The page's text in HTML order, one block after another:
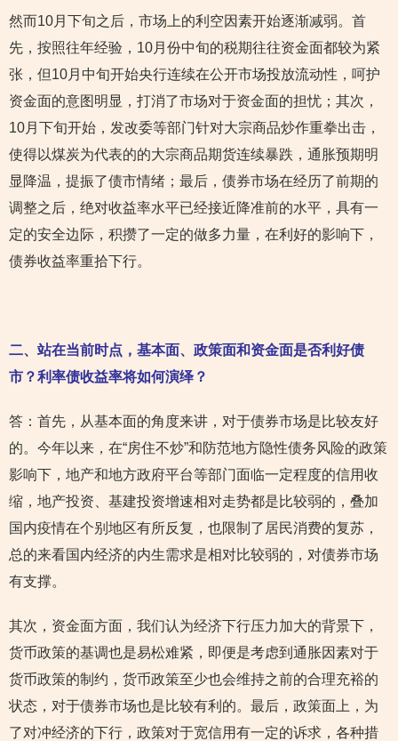
然而10月下旬之后，市场上的利空因素开始逐渐减弱。首
先，按照往年经验，10月份中旬的税期往往资金面都较为紧
张，但10月中旬开始央行连续在公开市场投放流动性，呵护
资金面的意图明显，打消了市场对于资金面的担忧；其次，
10月下旬开始，发改委等部门针对大宗商品炒作重拳出击，
使得以煤炭为代表的的大宗商品期货连续暴跌，通胀预期明
显降温，提振了债市情绪；最后，债券市场在经历了前期的
调整之后，绝对收益率水平已经接近降准前的水平，具有一
定的安全边际，积攒了一定的做多力量，在利好的影响下，
债券收益率重拾下行。
二、站在当前时点，基本面、政策面和资金面是否利好债
市？利率债收益率将如何演绎？
答：首先，从基本面的角度来讲，对于债券市场是比较友好
的。今年以来，在“房住不炒”和防范地方隐性债务风险的政策
影响下，地产和地方政府平台等部门面临一定程度的信用收
缩，地产投资、基建投资增速相对走势都是比较弱的，叠加
国内疫情在个别地区有所反复，也限制了居民消费的复苏，
总的来看国内经济的内生需求是相对比较弱的，对债券市场
有支撑。
其次，资金面方面，我们认为经济下行压力加大的背景下，
货币政策的基调也是易松难紧，即便是考虑到通胀因素对于
货币政策的制约，货币政策至少也会维持之前的合理充裕的
状态，对于债券市场也是比较有利的。最后，政策面上，为
了对冲经济的下行，政策对于宽信用有一定的诉求，各种措